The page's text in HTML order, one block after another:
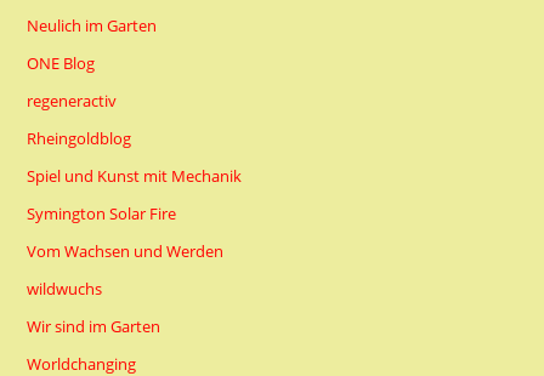
Neulich im Garten
ONE Blog
regeneractiv
Rheingoldblog
Spiel und Kunst mit Mechanik
Symington Solar Fire
Vom Wachsen und Werden
wildwuchs
Wir sind im Garten
Worldchanging